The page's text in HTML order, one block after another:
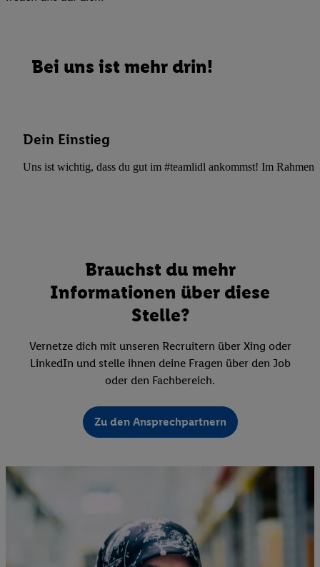
Bei uns ist mehr drin!
Dein Einstieg
Uns ist wichtig, dass du gut im #teamlidl ankommst! Im Rahmen
Brauchst du mehr
Informationen über diese
Stelle?
Vernetze dich mit unseren Recruitern über Xing oder
LinkedIn und stelle ihnen deine Fragen über den Job
oder den Fachbereich.
Zu den Ansprechpartnern